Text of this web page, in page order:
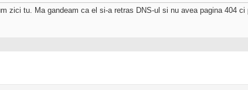
zici tu. Ma gandeam ca el si-a retras DNS-ul si nu avea pagina 404